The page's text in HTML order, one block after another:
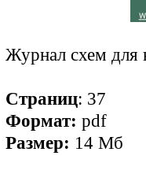
Журнал схем для
Страниц: 37
Формат: pdf
Размер: 14 Мб